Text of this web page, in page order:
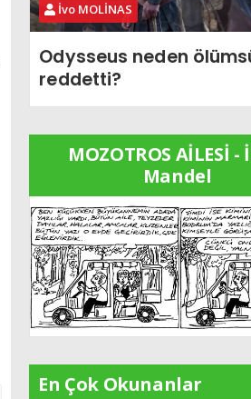
İvo MOLİNAS
Odysseus neden
reddetti?
MOZOTROS AİLESİ -
Mandel
En Çok Okunanlar